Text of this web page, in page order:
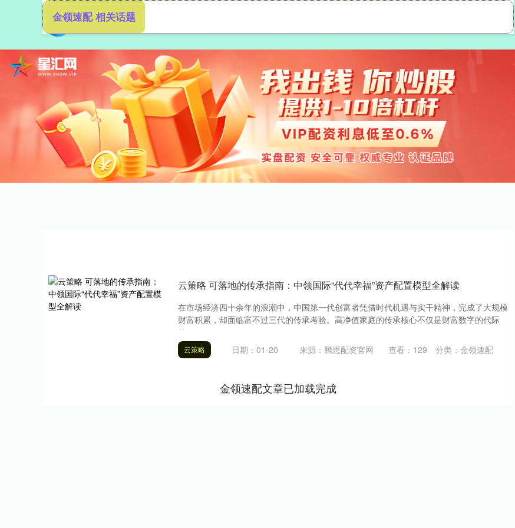
金领速配 相关话题
云策略 可落地的传承指南：中领国际“代代幸福”资产配置模型全解读
在市场经济四十余年的浪潮中，中国第一代创富者凭借时代机遇与实干精神，完成了大规模
财富积累，却面临富不过三代的传承考验。高净值家庭的传承核心不仅是财富数字的代际
传....
云策略 日期：01-20 来源：腾思配资官网 查看： 129 分类： 金领速配
金领速配文章已加载完成